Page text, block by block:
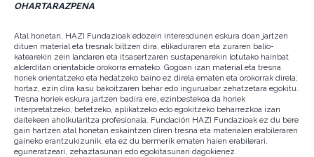
OHARTARAZPENA
Atal honetan, HAZI Fundazioak edozein interesdunen eskura doan jartzen
dituen material eta tresnak biltzen dira, elikaduraren eta zuraren balio-
katearekin zein landaren eta itsasertzaren sustapenarekin lotutako hainbat
alderditan orientabide orokorra emateko. Gogoan izan material eta tresna
horiek orientatzeko eta hedatzeko baino ez direla ematen eta orokorrak direla;
hortaz, ezin dira kasu bakoitzaren behar edo inguruabar zehatzetara egokitu.
Tresna horiek eskura jartzen badira ere, ezinbestekoa da horiek
interpretatzeko, betetzeko, aplikatzeko edo egokitzeko beharrezkoa izan
daitekeen aholkularitza profesionala. Fundación HAZI Fundazioak ez du bere
gain hartzen atal honetan eskaintzen diren tresna eta materialen erabileraren
gaineko erantzukizunik, eta ez du bermerik ematen haien erabilerari,
eguneratzeari, zehaztasunari edo egokitasunari dagokienez.